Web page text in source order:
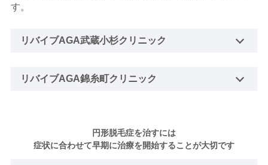
す。
リバイブAGA武蔵小杉クリニック
リバイブAGA錦糸町クリニック
円形脱毛症を治すには
症状に合わせて早期に治療を開始することが大切です